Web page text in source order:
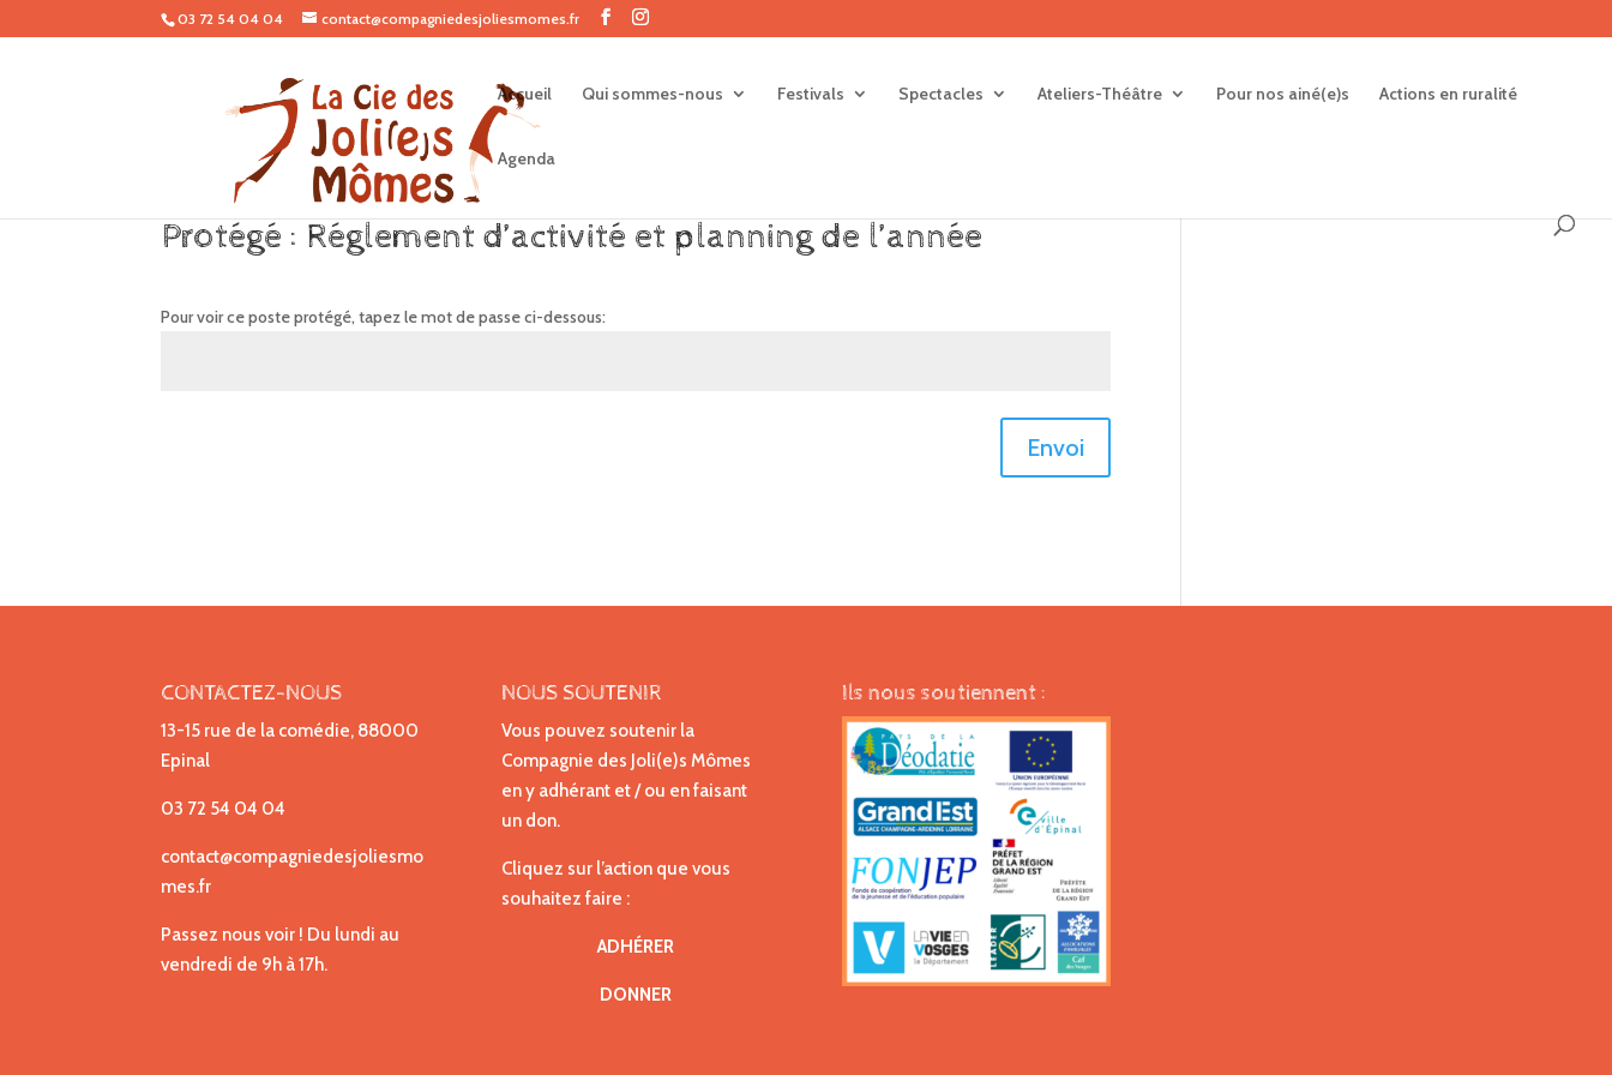
03 72 54 04 04 contact@compagniedesjoliesmomes.fr
Accueil Qui sommes-nous Festivals Spectacles Ateliers-Théâtre Pour nos ainé(e)s Actions en ruralité
Agenda
Protégé : Réglement d’activité et planning de l’année
Pour voir ce poste protégé, tapez le mot de passe ci-dessous:
Envoi
CONTACTEZ-NOUS
13-15 rue de la comédie, 88000
Epinal
03 72 54 04 04
contact@compagniedesjoliesmo
mes.fr
Passez nous voir ! Du lundi au
vendredi de 9h à 17h.
NOUS SOUTENIR
Vous pouvez soutenir la
Compagnie des Joli(e)s Mômes
en y adhérant et / ou en faisant
un don.
Cliquez sur l’action que vous
souhaitez faire :
ADHÉRER
DONNER
Ils nous soutiennent :